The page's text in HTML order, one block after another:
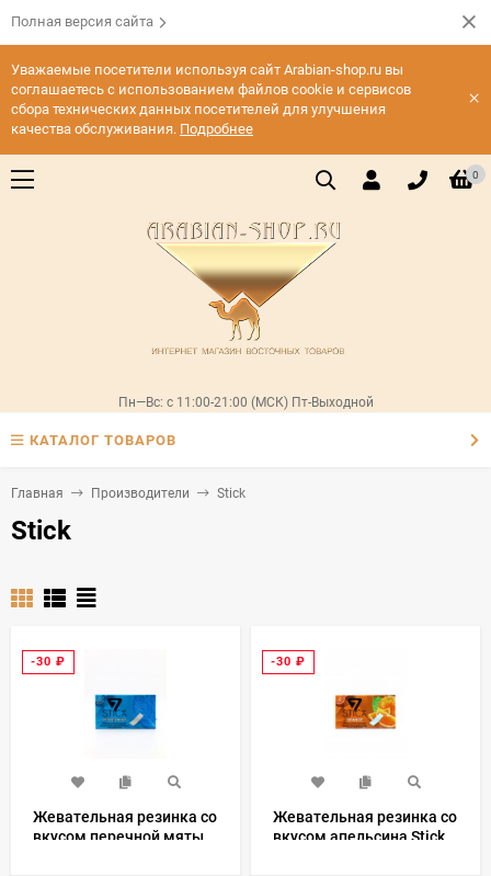
Полная версия сайта
Уважаемые посетители используя сайт Arabian-shop.ru вы
соглашаетесь с использованием файлов cookie и сервисов
сбора технических данных посетителей для улучшения
качества обслуживания. Подробнее
×
0
Пн—Вс: с 11:00-21:00 (МСК) Пт-Выходной
КАТАЛОГ ТОВАРОВ
Главная Производители Stick
Stick
-30 ₽
Жевательная резинка со
вкусом перечной мяты
-30 ₽
Жевательная резинка со
вкусом апельсина Stick